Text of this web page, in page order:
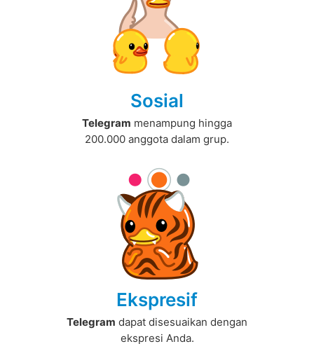
Sosial
Telegram menampung hingga
200.000 anggota dalam grup.
Ekspresif
Telegram dapat disesuaikan dengan
ekspresi Anda.